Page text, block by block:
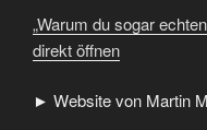
YouTube
anzeigen
„Warum du sogar
direkt öffnen
► Website von Martin